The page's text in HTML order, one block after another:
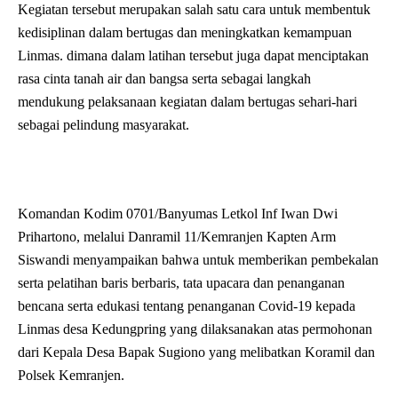
Kegiatan tersebut merupakan salah satu cara untuk membentuk
kedisiplinan dalam bertugas dan meningkatkan kemampuan
Linmas. dimana dalam latihan tersebut juga dapat menciptakan
rasa cinta tanah air dan bangsa serta sebagai langkah
mendukung pelaksanaan kegiatan dalam bertugas sehari-hari
sebagai pelindung masyarakat.
Komandan Kodim 0701/Banyumas Letkol Inf Iwan Dwi
Prihartono, melalui Danramil 11/Kemranjen Kapten Arm
Siswandi menyampaikan bahwa untuk memberikan pembekalan
serta pelatihan baris berbaris, tata upacara dan penanganan
bencana serta edukasi tentang penanganan Covid-19 kepada
Linmas desa Kedungpring yang dilaksanakan atas permohonan
dari Kepala Desa Bapak Sugiono yang melibatkan Koramil dan
Polsek Kemranjen.